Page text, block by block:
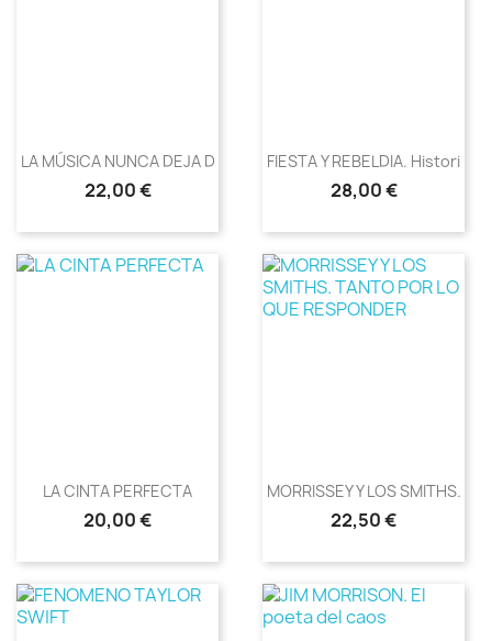
LA MÚSICA NUNCA DEJA DE SONAR
Precio
22,00 €
FIESTA Y REBELDIA. Historia...
Precio
28,00 €
LA CINTA PERFECTA
Precio
20,00 €
MORRISSEY Y LOS SMITHS....
Precio
22,50 €